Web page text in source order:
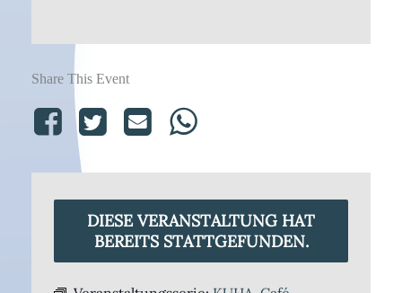
Share This Event
DIESE VERANSTALTUNG HAT
BEREITS STATTGEFUNDEN.